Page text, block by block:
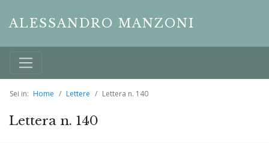
ALESSANDRO MANZONI
Sei in: Home Lettere Lettera n. 140
Lettera n. 140